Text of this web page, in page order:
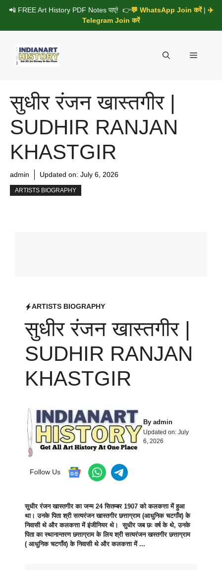
Skip
content
📲 FREE Art History PDF Notes पाएं! 👉💬 WhatsApp Join करें| ✈️
Telegram Join करें
Menu
सुधीर रंजन खास्तगीर |
SUDHIR RANJAN
KHASTGIR
admin Updated on: July 6, 2026
ARTISTS BIOGRAPHY
ARTISTS BIOGRAPHY
सुधीर रंजन खास्तगीर |
SUDHIR RANJAN
KHASTGIR
By admin
Updated on: July
6, 2026
Follow Us
सुधीर रंजन खास्तगीर का जन्म 24 सितम्बर 1907 को कलकत्ता में हुआ
था। उनके पिता श्री सत्यरंजन खास्तगीर छत्ताग्राम (आधुनिक चटगाँव) के
निवासी थे और कलकत्ता में इंजीनियर थे। सुधीर जब छः वर्ष के थे, उनके
पिता का स्थानान्तरण छत्ताग्राम के लिय श्री सत्यरंजन खस्तगीर छत्ताग्राम
( आधुनिक चटगाँव) के निवासी थे और कलकत्ता में ...